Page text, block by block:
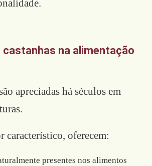
castanhas na alimentação
apreciadas há séculos em
característico, oferecem:
presentes nos alimentos